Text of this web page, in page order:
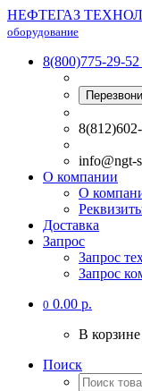
НЕФТЕГАЗ
оборудование
8(800)775-29-52
info@ngt-
О компании
О
Доставка
Запрос
Запрос
Запрос
0 0.00 р.
В
Поиск